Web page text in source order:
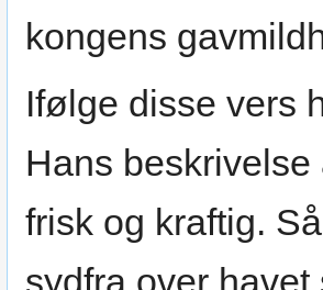
kongens
Ifølge disse vers
Hans
frisk og kraftig.
sydfra over